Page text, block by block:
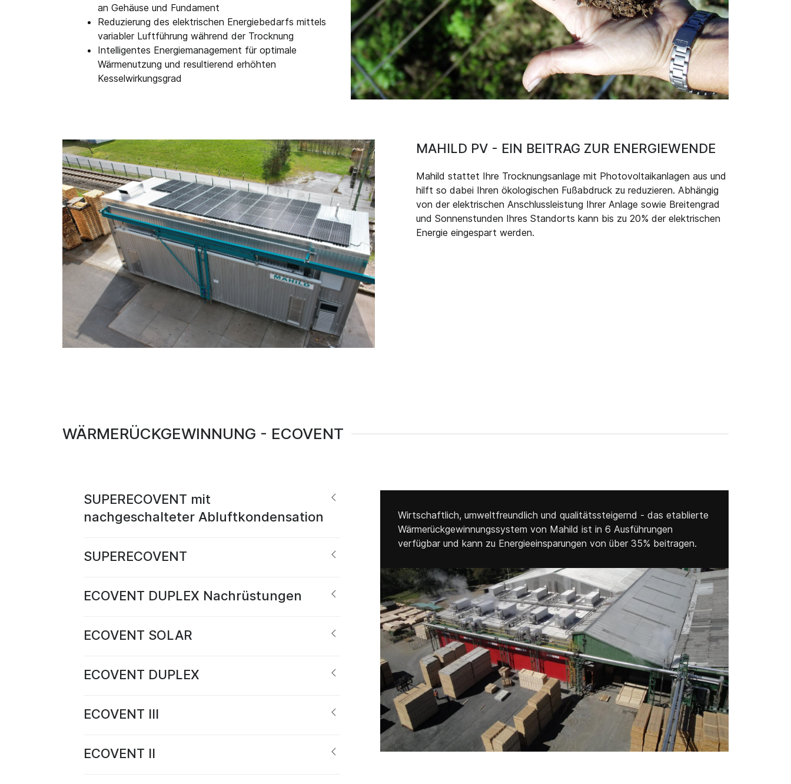
an Gehäuse und Fundament
Reduzierung des elektrischen Energiebedarfs mittels
variabler Luftführung während der Trocknung
Intelligentes Energiemanagement für optimale
Wärmenutzung und resultierend erhöhten
Kesselwirkungsgrad
MAHILD PV - EIN BEITRAG ZUR ENERGIEWENDE
Mahild stattet Ihre Trocknungsanlage mit Photovoltaikanlagen aus und
hilft so dabei Ihren ökologischen Fußabdruck zu reduzieren. Abhängig
von der elektrischen Anschlussleistung Ihrer Anlage sowie Breitengrad
und Sonnenstunden Ihres Standorts kann bis zu 20% der elektrischen
Energie eingespart werden.
WÄRMERÜCKGEWINNUNG - ECOVENT
SUPERECOVENT mit
nachgeschalteter Abluftkondensation
SUPERECOVENT
ECOVENT DUPLEX Nachrüstungen
ECOVENT SOLAR
ECOVENT DUPLEX
ECOVENT III
ECOVENT II
Wirtschaftlich, umweltfreundlich und qualitätssteigernd - das etablierte
Wärmerückgewinnungssystem von Mahild ist in 6 Ausführungen
verfügbar und kann zu Energieeinsparungen von über 35% beitragen.